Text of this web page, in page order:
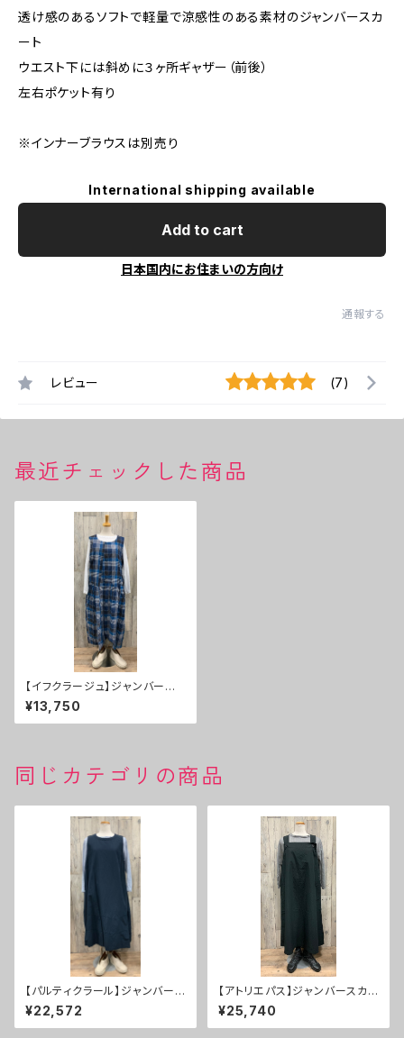
透け感のあるソフトで軽量で涼感性のある素材のジャンバースカ
ート
ウエスト下には斜めに３ヶ所ギャザー（前後）
左右ポケット有り
※インナーブラウスは別売り
International shipping available
Add to cart
日本国内にお住まいの方向け
通報する
レビュー (7)
最近チェックした商品
【イフクラージュ】ジャンバース
カート ５０％ＯＦＦ
¥13,750
同じカテゴリの商品
【パルティクラール】ジャンバース
カート １０％ＯＦＦ
¥22,572
【アトリエパス】ジャンバースカ
ート ３０％ＯＦＦ
¥25,740